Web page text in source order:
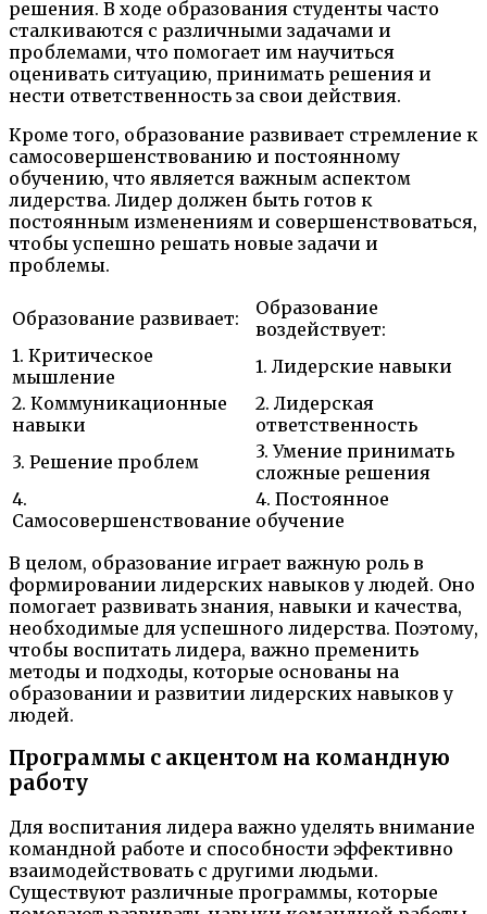
решения. В ходе образования студенты часто
сталкиваются с различными задачами и
проблемами, что помогает им научиться
оценивать ситуацию, принимать решения и
нести ответственность за свои действия.
Кроме того, образование развивает стремление к
самосовершенствованию и постоянному
обучению, что является важным аспектом
лидерства. Лидер должен быть готов к
постоянным изменениям и совершенствоваться,
чтобы успешно решать новые задачи и
проблемы.
Образование развивает:
Образование
воздействует:
1. Критическое
мышление
1. Лидерские навыки
2. Коммуникационные
навыки
2. Лидерская
ответственность
3. Решение проблем
3. Умение принимать
сложные решения
4.
Самосовершенствование
4. Постоянное
обучение
В целом, образование играет важную роль в
формировании лидерских навыков у людей. Оно
помогает развивать знания, навыки и качества,
необходимые для успешного лидерства. Поэтому,
чтобы воспитать лидера, важно пременить
методы и подходы, которые основаны на
образовании и развитии лидерских навыков у
людей.
Программы с акцентом на командную
работу
Для воспитания лидера важно уделять внимание
командной работе и способности эффективно
взаимодействовать с другими людьми.
Существуют различные программы, которые